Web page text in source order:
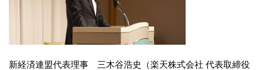
新経済連盟代表理事 三木谷浩史（楽天株式会社 代表取締役